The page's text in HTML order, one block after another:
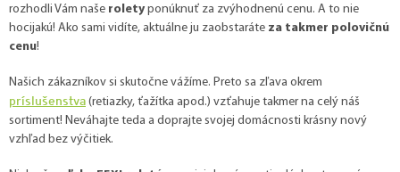
rozhodli Vám naše rolety ponúknuť za zvýhodnenú cenu. A to nie
hocijakú! Ako sami vidíte, aktuálne ju zaobstaráte za takmer polovičnú
cenu!
Našich zákazníkov si skutočne vážíme. Preto sa zľava okrem
príslušenstva (retiazky, ťažítka apod.) vzťahuje takmer na celý náš
sortiment! Neváhajte teda a doprajte svojej domácnosti krásny nový
vzhľad bez výčitiek.